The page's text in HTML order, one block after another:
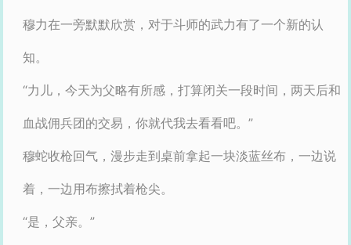
穆力在一旁默默欣赏，对于斗师的武力有了一个新的认
知。
“力儿，今天为父略有所感，打算闭关一段时间，两天后和
血战佣兵团的交易，你就代我去看看吧。”
穆蛇收枪回气，漫步走到桌前拿起一块淡蓝丝布，一边说
着，一边用布擦拭着枪尖。
“是，父亲。”